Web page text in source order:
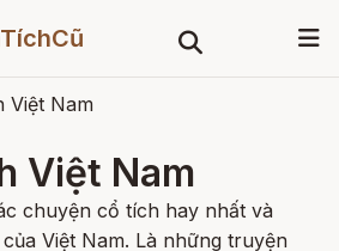
Việt Nam
Việt Nam
chuyện cổ tích hay nhất và
Việt Nam. Là những truyện